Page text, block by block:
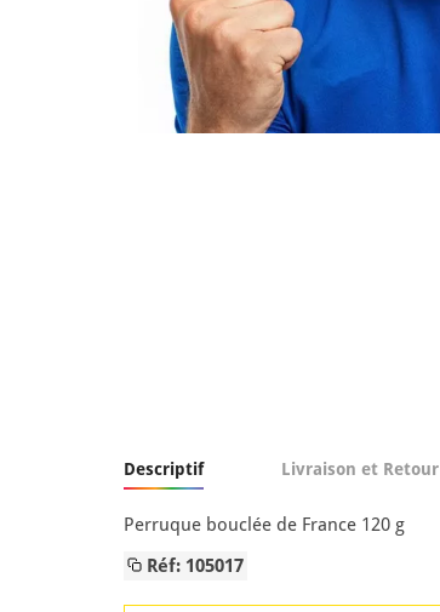
Descriptif Livraison et Retour
Perruque bouclée de France 120 g
Réf: 105017